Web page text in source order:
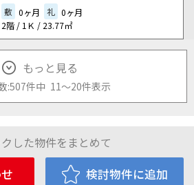
敷 0ヶ月 礼 0ヶ月
2階 / 1Ｋ / 23.77㎡
もっと見る
:507件中 11～20件表示
した物件をまとめて
検討物件に追加